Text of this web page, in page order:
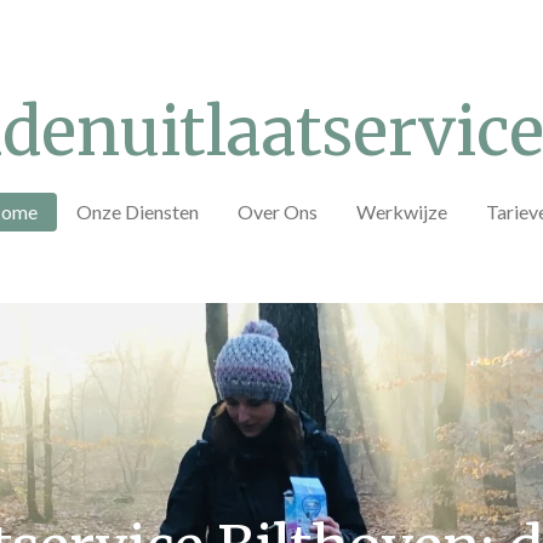
Onze Diensten Over Ons Werkwijze